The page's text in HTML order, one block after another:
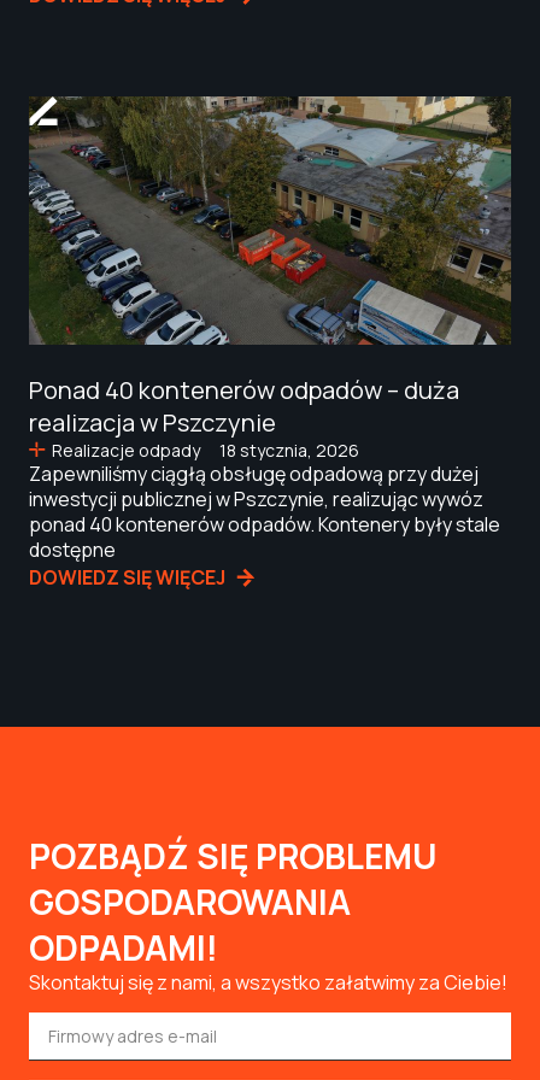
Ponad 40 kontenerów odpadów – duża
realizacja w Pszczynie
Realizacje odpady 18 stycznia, 2026
Zapewniliśmy ciągłą obsługę odpadową przy dużej
inwestycji publicznej w Pszczynie, realizując wywóz
ponad 40 kontenerów odpadów. Kontenery były stale
dostępne
DOWIEDZ SIĘ WIĘCEJ
POZBĄDŹ SIĘ PROBLEMU
GOSPODAROWANIA
ODPADAMI!
Skontaktuj się z nami, a wszystko załatwimy za Ciebie!